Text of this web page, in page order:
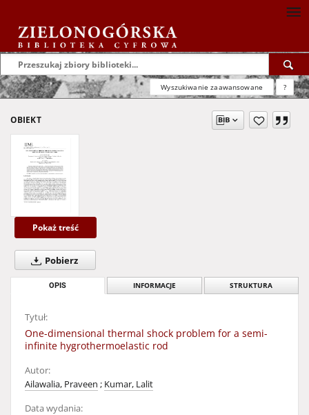
Wyszukiwanie zaawansowane ?
OBIEKT
Pokaż treść
Pobierz
OPIS INFORMACJE STRUKTURA
Tytuł:
One-dimensional thermal shock problem for a semi-
infinite hygrothermoelastic rod
Autor:
Ailawalia, Praveen ; Kumar, Lalit
Data wydania: